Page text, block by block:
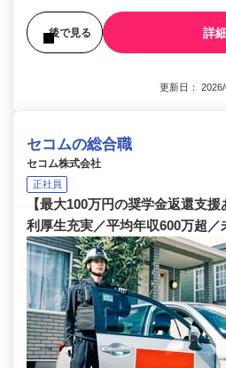
後で見る 詳
更新日：
セコムの総合職
セコム株式会社
正社員
【最大100万円の奨学金返還支
利厚生充実／平均年収600万超／